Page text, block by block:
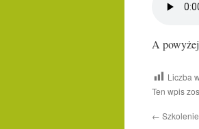
A
Liczba
Ten wpis
←